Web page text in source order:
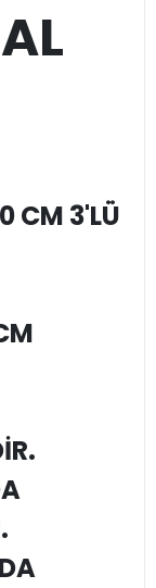
CM 3'LÜ